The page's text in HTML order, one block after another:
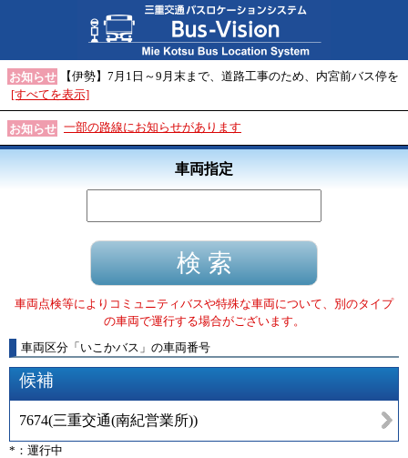
お知らせ
【伊勢】7月1日～9月末まで、道路工事のため、内宮前バス停を
[すべてを表示]
お知らせ 一部の路線にお知らせがあります
車両指定
車両点検等によりコミュニティバスや特殊な車両について、別のタイプ
の車両で運行する場合がございます。
車両区分 「 いこかバス 」 の車両番号
候補
7674(三重交通(南紀営業所))
*：運行中